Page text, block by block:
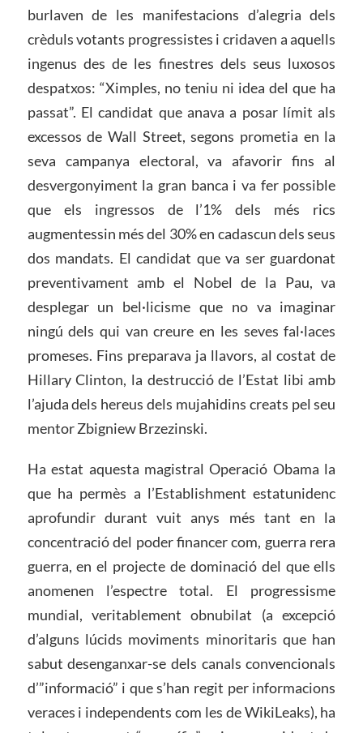
burlaven de les manifestacions d’alegria dels
crèduls votants progressistes i cridaven a aquells
ingenus des de les finestres dels seus luxosos
despatxos: “Ximples, no teniu ni idea del que ha
passat”. El candidat que anava a posar límit als
excessos de Wall Street, segons prometia en la
seva campanya electoral, va afavorir fins al
desvergonyiment la gran banca i va fer possible
que els ingressos de l’1% dels més rics
augmentessin més del 30% en cadascun dels seus
dos mandats. El candidat que va ser guardonat
preventivament amb el Nobel de la Pau, va
desplegar un bel·licisme que no va imaginar
ningú dels qui van creure en les seves fal·laces
promeses. Fins preparava ja llavors, al costat de
Hillary Clinton, la destrucció de l’Estat libi amb
l’ajuda dels hereus dels mujahidins creats pel seu
mentor Zbigniew Brzezinski.
Ha estat aquesta magistral Operació Obama la
que ha permès a l’Establishment estatunidenc
aprofundir durant vuit anys més tant en la
concentració del poder financer com, guerra rera
guerra, en el projecte de dominació del que ells
anomenen l’espectre total. El progressisme
mundial, veritablement obnubilat (a excepció
d’alguns lúcids moviments minoritaris que han
sabut desenganxar-se dels canals convencionals
d’”informació” i que s’han regit per informacions
veraces i independents com les de WikiLeaks), ha